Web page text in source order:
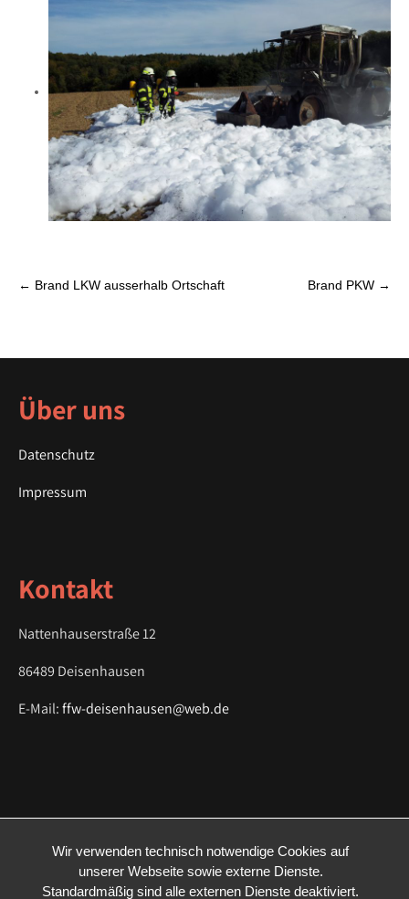
P
t
a
v
i
a
n
← Brand LKW ausserhalb Ortschaft Brand PKW →
Über uns
Datenschutz
Impressum
Kontakt
Nattenhauserstraße 12
86489 Deisenhausen
E-Mail:ffw-deisenhausen@web.de
Wir verwenden technisch notwendige Cookies auf
unserer Webseite sowie externe Dienste.
Standardmäßig sind alle externen Dienste deaktiviert.